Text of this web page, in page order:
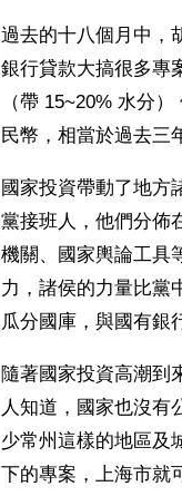
過去的十八個月中，
銀行貸款大搞很多專
（帶 15~20% 水分
民幣，相當於過去三
國家投資帶動了地方
黨接班人，他們分佈
機關、國家輿論工具
力，諸侯的力量比黨
瓜分國庫，與國有銀
隨著國家投資高潮到
人知道，國家也沒有
少常州這樣的地區及
下的專案，上海市就